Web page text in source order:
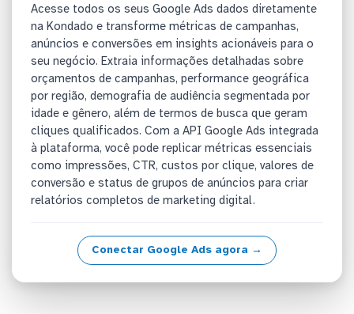
Acesse todos os seus Google Ads dados diretamente
na Kondado e transforme métricas de campanhas,
anúncios e conversões em insights acionáveis para o
seu negócio. Extraia informações detalhadas sobre
orçamentos de campanhas, performance geográfica
por região, demografia de audiência segmentada por
idade e gênero, além de termos de busca que geram
cliques qualificados. Com a API Google Ads integrada
à plataforma, você pode replicar métricas essenciais
como impressões, CTR, custos por clique, valores de
conversão e status de grupos de anúncios para criar
relatórios completos de marketing digital.
Conectar Google Ads agora →